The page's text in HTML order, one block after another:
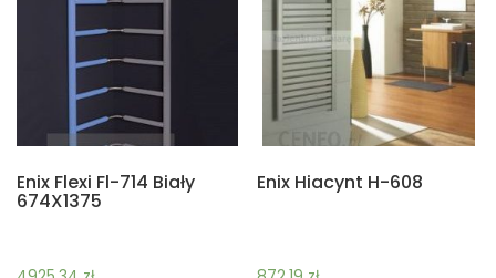
Enix Flexi Fl-714 Biały
674X1375
Enix Hiacynt H-608